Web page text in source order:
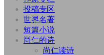
投稿专区
世界名著
短篇小说
尚仁的诗
尚仁读诗